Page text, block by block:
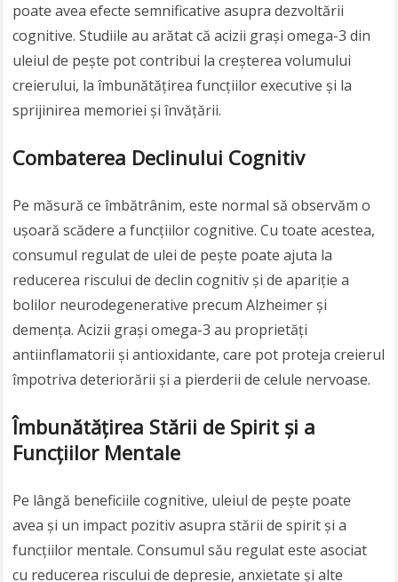
poate avea efecte semnificative asupra dezvoltării
cognitive. Studiile au arătat că acizii grași omega-3 din
uleiul de pește pot contribui la creșterea volumului
creierului, la îmbunătățirea funcțiilor executive și la
sprijinirea memoriei și învățării.
Combaterea Declinului Cognitiv
Pe măsură ce îmbătrânim, este normal să observăm o
ușoară scădere a funcțiilor cognitive. Cu toate acestea,
consumul regulat de ulei de pește poate ajuta la
reducerea riscului de declin cognitiv și de apariție a
bolilor neurodegenerative precum Alzheimer și
demența. Acizii grași omega-3 au proprietăți
antiinflamatorii și antioxidante, care pot proteja creierul
împotriva deteriorării și a pierderii de celule nervoase.
Îmbunătățirea Stării de Spirit și a
Funcțiilor Mentale
Pe lângă beneficiile cognitive, uleiul de pește poate
avea și un impact pozitiv asupra stării de spirit și a
funcțiilor mentale. Consumul său regulat este asociat
cu reducerea riscului de depresie, anxietate și alte